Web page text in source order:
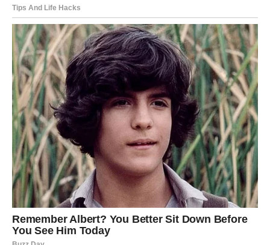
kuhanje:
Započnite zagrijavanjem maslinovog ulja u tavi, pazeći da
je toplina postavljena na srednju. Uzmite mješavinu
povrća i oblikujte je u pljeskavice, pazeći da u sredinu
svake pljeskavice stavite komad sira. Nježno pospite
slojem brašna preko svake pogačice i nastavite ih peći
dok ne dobiju divnu zlatnosmeđu boju s obje strane.
Nakon toga svježe pečene pogačice prebacite na
papirnate ručnike da upiju višak ulja.